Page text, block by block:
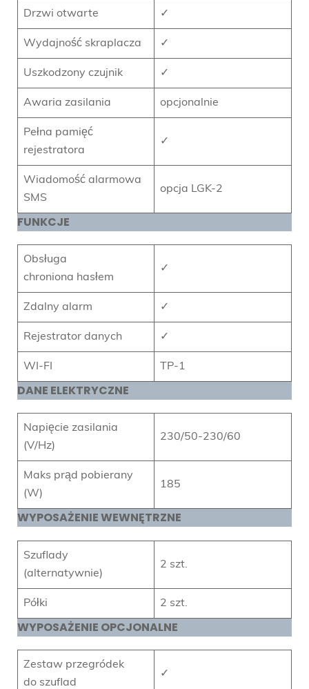
Drzwi otwarte ✓
Wydajność skraplacza ✓
Uszkodzony czujnik ✓
Awaria zasilania opcjonalnie
Pełna pamięć
rejestratora
✓
Wiadomość alarmowa
SMS
opcja LGK-2
FUNKCJE
Obsługa
chroniona hasłem
✓
Zdalny alarm ✓
Rejestrator danych ✓
WI-FI TP-1
DANE ELEKTRYCZNE
Napięcie zasilania
(V/Hz)
230/50-230/60
Maks prąd pobierany
(W)
185
WYPOSAŻENIE WEWNĘTRZNE
Szuflady
(alternatywnie)
2 szt.
Półki 2 szt.
WYPOSAŻENIE OPCJONALNE
Zestaw przegródek
do szuflad
✓